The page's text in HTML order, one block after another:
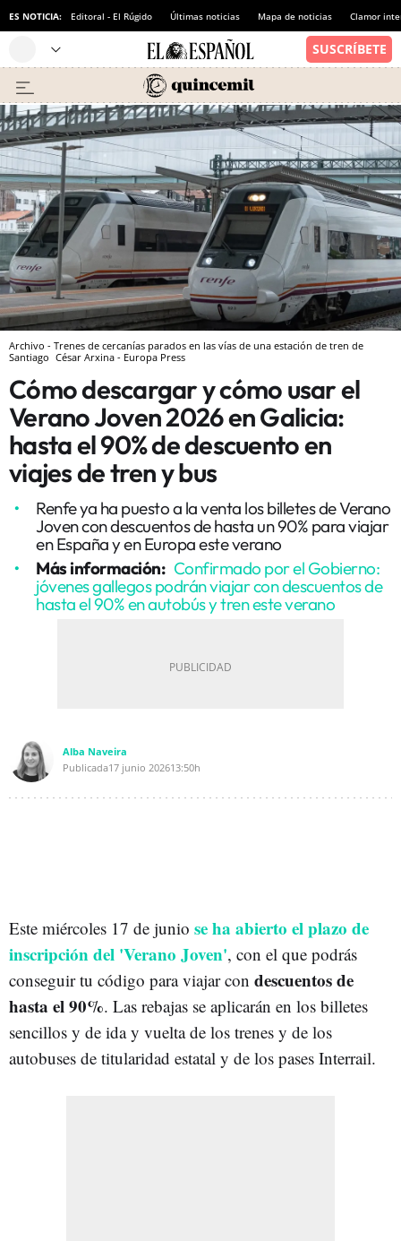
ES NOTICIA: Editoral - El Rúgido Últimas noticias Mapa de noticias Clamor
Archivo - Trenes de cercanías parados en las vías de una estación de tren de
Santiago César Arxina - Europa Press
Cómo descargar y cómo usar el
Verano Joven 2026 en Galicia:
hasta el 90% de descuento en
viajes de tren y bus
Renfe ya ha puesto a la venta los billetes de Verano
Joven con descuentos de hasta un 90% para viajar
en España y en Europa este verano
Más información: Confirmado por el Gobierno:
jóvenes gallegos podrán viajar con descuentos de
hasta el 90% en autobús y tren este verano
Alba Naveira
Publicada17 junio 202613:50h
Este miércoles 17 de junio se ha abierto el plazo de
inscripción del 'Verano Joven', con el que podrás
conseguir tu código para viajar con descuentos de
hasta el 90%. Las rebajas se aplicarán en los billetes
sencillos y de ida y vuelta de los trenes y de los
autobuses de titularidad estatal y de los pases Interrail.